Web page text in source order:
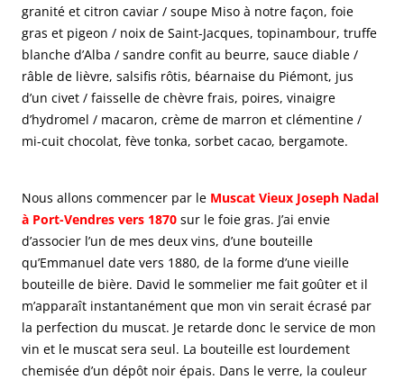
granité et citron caviar / soupe Miso à notre façon, foie
gras et pigeon / noix de Saint-Jacques, topinambour, truffe
blanche d’Alba / sandre confit au beurre, sauce diable /
râble de lièvre, salsifis rôtis, béarnaise du Piémont, jus
d’un civet / faisselle de chèvre frais, poires, vinaigre
d’hydromel / macaron, crème de marron et clémentine /
mi-cuit chocolat, fève tonka, sorbet cacao, bergamote.
Nous allons commencer par le Muscat Vieux Joseph Nadal
à Port-Vendres vers 1870 sur le foie gras. J’ai envie
d’associer l’un de mes deux vins, d’une bouteille
qu’Emmanuel date vers 1880, de la forme d’une vieille
bouteille de bière. David le sommelier me fait goûter et il
m’apparaît instantanément que mon vin serait écrasé par
la perfection du muscat. Je retarde donc le service de mon
vin et le muscat sera seul. La bouteille est lourdement
chemisée d’un dépôt noir épais. Dans le verre, la couleur